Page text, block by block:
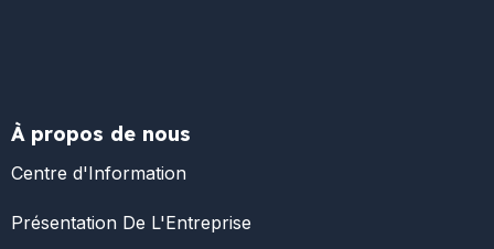
À propos de nous
Centre d'Information
Présentation De L'Entreprise